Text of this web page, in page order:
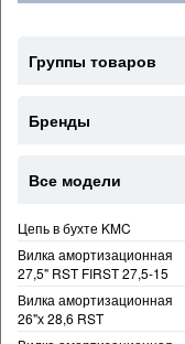
Группы товаров
Бренды
Все модели
Цепь в бухте KMC
Вилка амортизационная
27,5" RST FIRST 27,5-15
Вилка амортизационная
26"х 28,6 RST